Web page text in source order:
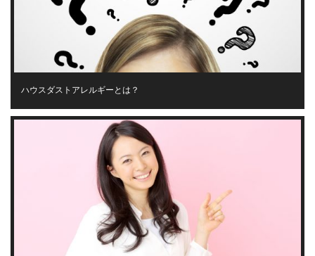
ハウスダストアレルギーとは？